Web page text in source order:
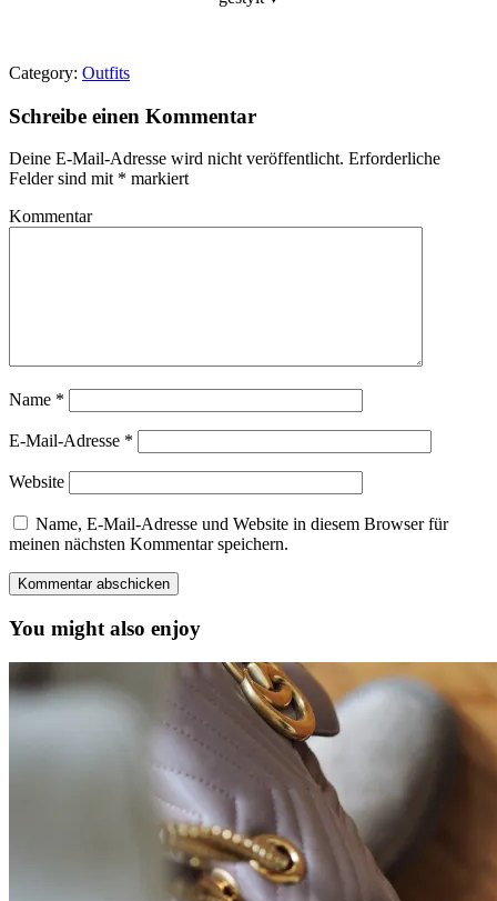
Category: Outfits
Schreibe einen Kommentar
Deine E-Mail-Adresse wird nicht veröffentlicht. Erforderliche
Felder sind mit * markiert
Kommentar
Name *
E-Mail-Adresse *
Website
Name, E-Mail-Adresse und Website in diesem Browser für
meinen nächsten Kommentar speichern.
You might also enjoy